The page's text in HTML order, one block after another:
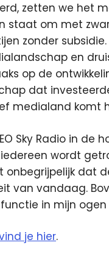
zetten we het
staat om met
zonder
en
op de
dat
medialand komt
Sky Radio in de
wordt
onbegrijpelijk dat
van vandaag.
in mijn
je hier.